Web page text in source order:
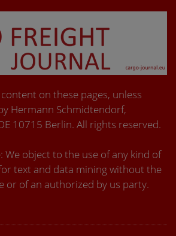
content on these pages, unless
Hermann Schmidtendorf,
10715 Berlin. All rights reserved.
We object to the use of any kind of
text and data mining without the
or of an authorized by us party.